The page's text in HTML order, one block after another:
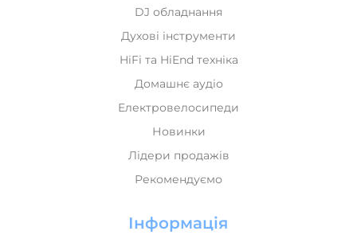
DJ обладнання
Духові інструменти
HiFi та HiEnd техніка
Домашнє аудіо
Електровелосипеди
Новинки
Лідери продажів
Рекомендуємо
Інформація